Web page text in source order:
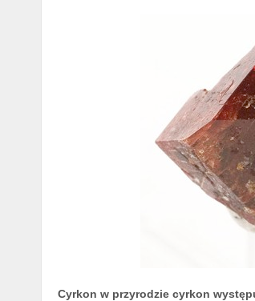
Cyrkon w przyrodzie cyrkon